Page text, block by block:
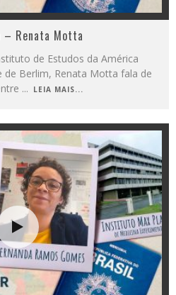
– Renata Motta
de Estudos da América
de Berlim, Renata Motta fala de
... LEIA MAIS...